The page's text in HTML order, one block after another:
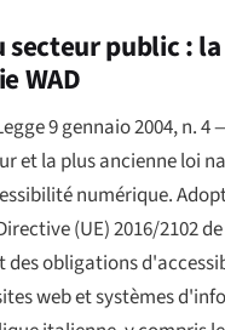
secteur public :
WAD
9 gennaio 2004, n. 4
et la plus ancienne loi
numérique.
(UE) 2016/2102
obligations
web et systèmes